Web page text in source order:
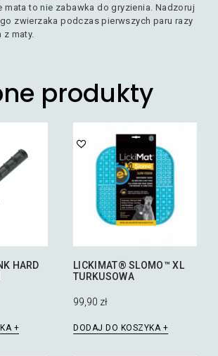
mata to nie zabawka do gryzienia. Nadzoruj
zwierzaka podczas pierwszych paru razy
z maty.
produkty
HARD
LICKIMAT® SLOMO™ XL
TURKUSOWA
99,90 zł
DODAJ DO KOSZYKA